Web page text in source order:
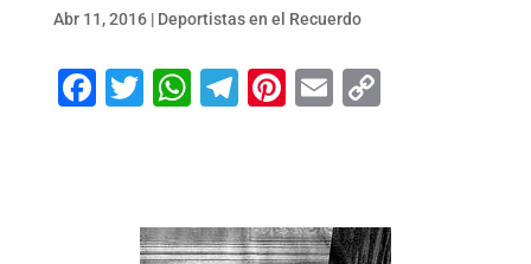
Abr 11, 2016| Deportistas en el Recuerdo
Facebook
Twitter
WhatsApp
Telegram
Pinterest
EmailCopy